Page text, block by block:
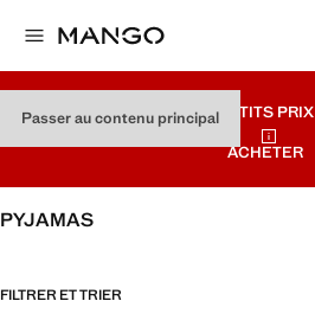
Passer au contenu principalPETITS PRIX
ACHETER
PYJAMAS
FILTRER ET TRIER